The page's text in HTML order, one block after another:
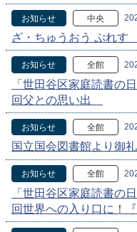
お知らせ 中央
ざ・ちゅうおう ぷれす
お知らせ 全館
「世田谷区家庭読書の
回父との思い出
お知らせ 全館
国立国会図書館より御
お知らせ 全館
「世田谷区家庭読書の
回世界への入り口に！